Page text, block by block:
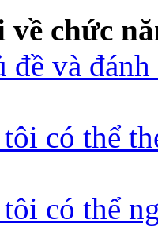
chức
đề và
có thể
có thể